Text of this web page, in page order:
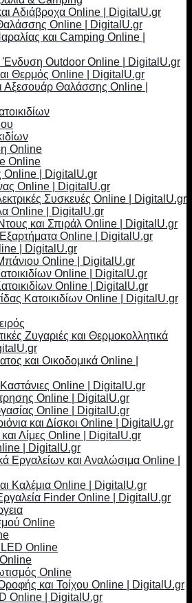
Αδιάβροχα Online | DigitalU.gr
Online | DigitalU.gr
και Camping Online |
Ένδυση Outdoor Online | DigitalU.gr
Θερμός Online | DigitalU.gr
Αξεσουάρ Θαλάσσης Online |
Online
Online
Online | DigitalU.gr
Online | DigitalU.gr
Συσκευές Online | DigitalU.gr
Online | DigitalU.gr
και Σπιράλ Online | DigitalU.gr
Online | DigitalU.gr
| DigitalU.gr
Online | DigitalU.gr
Online | DigitalU.gr
Online | DigitalU.gr
Κατοικιδίων Online | DigitalU.gr
Ζυγαριές και Θερμοκολλητικά
και Οικοδομικά Online |
Καστάνιες Online | DigitalU.gr
Online | DigitalU.gr
Online | DigitalU.gr
και Δίσκοι Online | DigitalU.gr
και Λίμες Online | DigitalU.gr
| DigitalU.gr
Εργαλείων και Αναλώσιμα Online |
Καλέμια Online | DigitalU.gr
Finder Online | DigitalU.gr
Online
Online
Online
και Τοίχου Online | DigitalU.gr
Online | DigitalU.gr